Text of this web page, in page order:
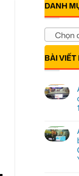
DANH
Chọn
BÀI
ở